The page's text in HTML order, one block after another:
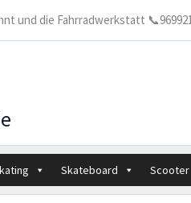
und die Fahrradwerkstatt
Skateboard Scooter